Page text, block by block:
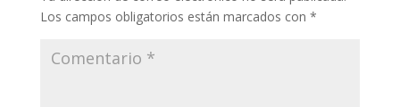
Los campos obligatorios están marcados con *